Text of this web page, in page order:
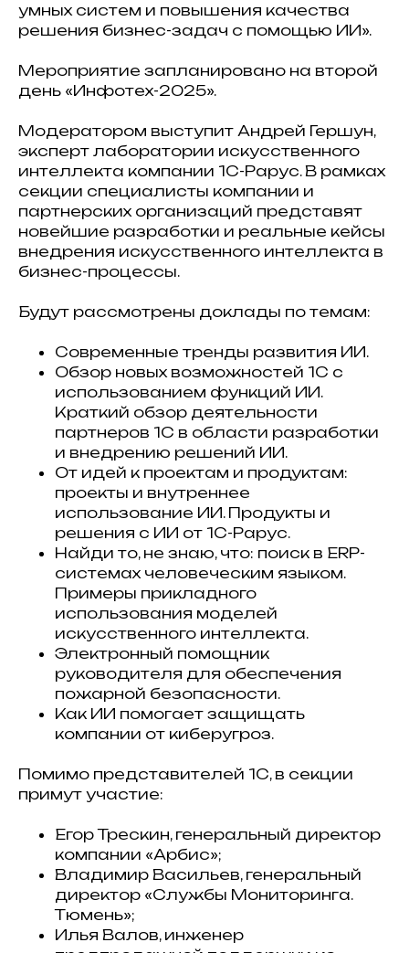
умных систем и повышения качества
решения бизнес-задач с помощью ИИ».
Мероприятие запланировано на второй
день «Инфотех-2025».
Модератором выступит Андрей Гершун,
эксперт лаборатории искусственного
интеллекта компании 1С-Рарус. В рамках
секции специалисты компании и
партнерских организаций представят
новейшие разработки и реальные кейсы
внедрения искусственного интеллекта в
бизнес-процессы.
Будут рассмотрены доклады по темам:
Современные тренды развития ИИ.
Обзор новых возможностей 1С с
использованием функций ИИ.
Краткий обзор деятельности
партнеров 1С в области разработки
и внедрению решений ИИ.
От идей к проектам и продуктам:
проекты и внутреннее
использование ИИ. Продукты и
решения с ИИ от 1С-Рарус.
Найди то, не знаю, что: поиск в ERP-
системах человеческим языком.
Примеры прикладного
использования моделей
искусственного интеллекта.
Электронный помощник
руководителя для обеспечения
пожарной безопасности.
Как ИИ помогает защищать
компании от киберугроз.
Помимо представителей 1С, в секции
примут участие:
Егор Трескин, генеральный директор
компании «Арбис»;
Владимир Васильев, генеральный
директор «Службы Мониторинга.
Тюмень»;
Илья Валов, инженер